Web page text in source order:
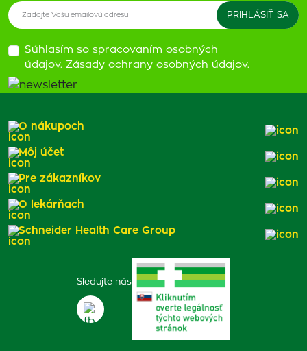
Súhlasím so spracovaním osobných
údajov. Zásady ochrany osobných údajov.
Sledujte nás
O nákupoch
Môj účet
Pre zákazníkov
O lekárňach
Schneider Health Care Group